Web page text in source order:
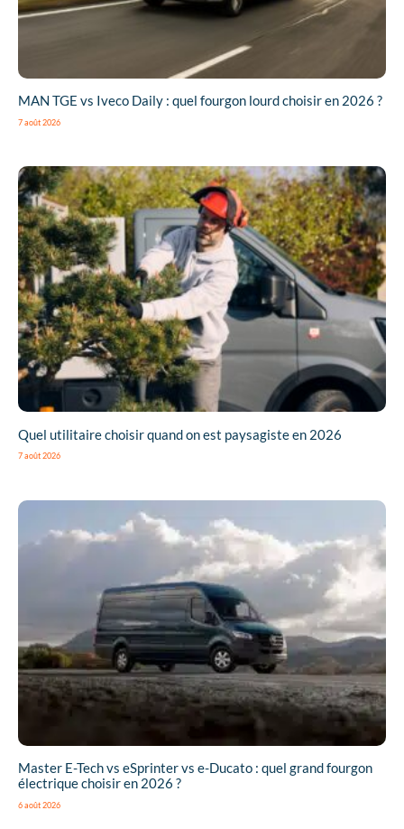
MAN TGE vs Iveco Daily : quel fourgon lourd choisir en 2026 ?
7 août 2026
Quel utilitaire choisir quand on est paysagiste en 2026
7 août 2026
Master E-Tech vs eSprinter vs e-Ducato : quel grand fourgon
électrique choisir en 2026 ?
6 août 2026